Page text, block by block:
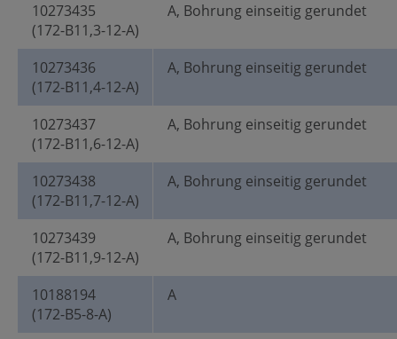
10273435
(172-B11,3-12-A)
A, Bohrung einseitig gerundet
10273436
(172-B11,4-12-A)
A, Bohrung einseitig gerundet
10273437
(172-B11,6-12-A)
A, Bohrung einseitig gerundet
10273438
(172-B11,7-12-A)
A, Bohrung einseitig gerundet
10273439
(172-B11,9-12-A)
A, Bohrung einseitig gerundet
10188194
(172-B5-8-A)
A